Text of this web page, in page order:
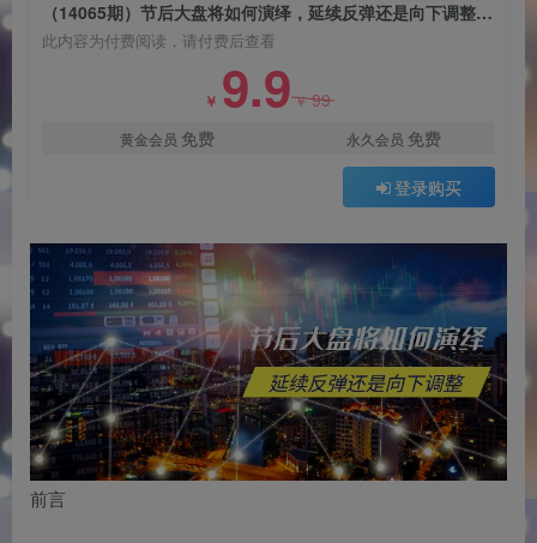
（14065期）节后大盘将如何演绎，延续反弹还是向下调整，关键时间点和空间位待解
此内容为付费阅读，请付费后查看
￥ 9.9￥99
黄金会员 免费 永久会员 免费
登录购买
前言